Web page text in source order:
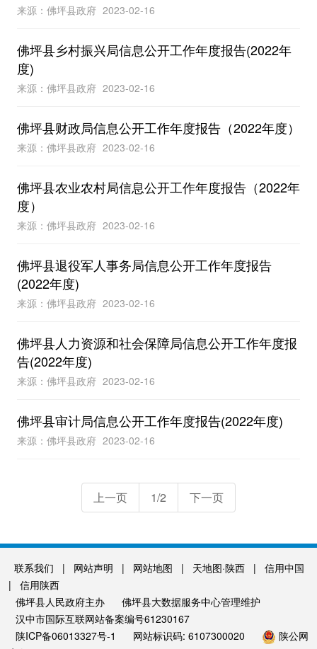
来源：佛坪县政府 2023-02-16
佛坪县乡村振兴局信息公开工作年度报告(2022年
度)
来源：佛坪县政府 2023-02-16
佛坪县财政局信息公开工作年度报告（2022年度）
来源：佛坪县政府 2023-02-16
佛坪县农业农村局信息公开工作年度报告（2022年
度）
来源：佛坪县政府 2023-02-16
佛坪县退役军人事务局信息公开工作年度报告
(2022年度)
来源：佛坪县政府 2023-02-16
佛坪县人力资源和社会保障局信息公开工作年度报
告(2022年度)
来源：佛坪县政府 2023-02-16
佛坪县审计局信息公开工作年度报告(2022年度)
来源：佛坪县政府 2023-02-16
上一页 1/2 下一页
联系我们 | 网站声明 | 网站地图 | 天地图·陕西 |
信用中国
|
信用陕西
佛坪县人民政府主办
佛坪县大数据服务中心管理维护
汉中市国际互联网站备案编号61230167
陕ICP备06013327号-1
网站标识码: 6107300020
陕公网